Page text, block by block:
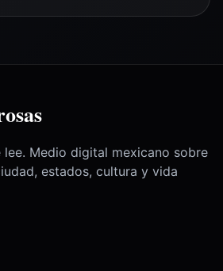
lee. Medio digital mexicano sobre
estados, cultura y vida